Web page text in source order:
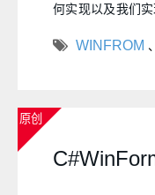
何实现以及我们实
WINFROM 、
原创